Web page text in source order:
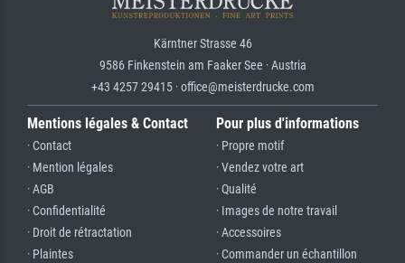
Kärntner Strasse 46
9586 Finkenstein am Faaker See · Austria
+43 4257 29415 · office@meisterdrucke.com
Mentions légales & Contact
· Contact
· Mention légales
· AGB
· Confidentialité
· Droit de rétractation
· Plaintes
Pour plus d'informations
· Propre motif
· Vendez votre art
· Qualité
· Images de notre travail
· Accessoires
· Commander un échantillon